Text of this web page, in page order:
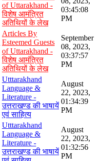
of Uttarakhand -
विशेष आमंत्रित
अतिथियों के लेख
03:45:08
PM
Articles By
Esteemed Guests
of Uttarakhand -
विशेष आमंत्रित
अतिथियों के लेख
September
08, 2023,
03:37:57
PM
Utttarakhand
Language &
Literature -
उत्तराखण्ड की भाषायें
एवं साहित्य
August
22, 2023,
01:34:39
PM
Utttarakhand
Language &
Literature -
उत्तराखण्ड की भाषायें
August
22, 2023,
01:32:56
PM